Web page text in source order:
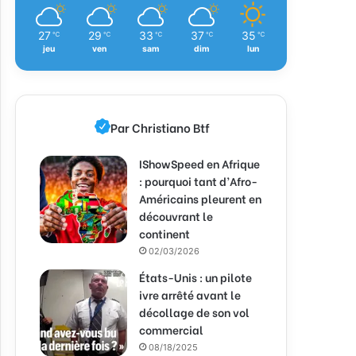
27 ℃
jeu
29 ℃
ven
33 ℃
sam
37 ℃
dim
35 ℃
lun
Par Christiano Btf
IShowSpeed en Afrique
: pourquoi tant d’Afro-
Américains pleurent en
découvrant le
continent
02/03/2026
États-Unis : un pilote
ivre arrêté avant le
décollage de son vol
commercial
08/18/2025